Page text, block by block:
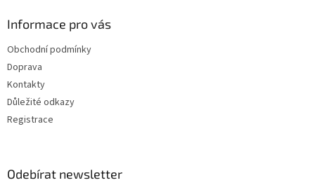
Informace pro vás
Obchodní podmínky
Doprava
Kontakty
Důležité odkazy
Registrace
Odebírat newsletter